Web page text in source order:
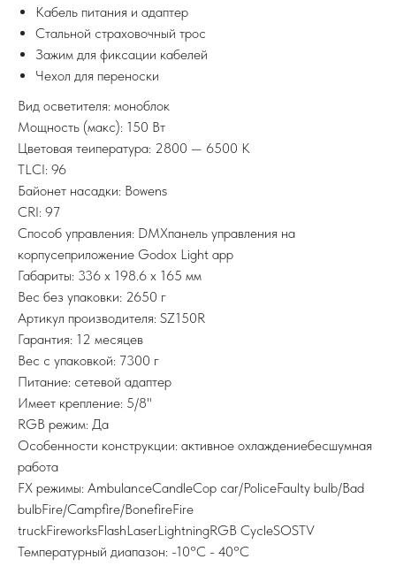
Кабель питания и адаптер
Стальной страховочный трос
Зажим для фиксации кабелей
Чехол для переноски
Вид осветителя: моноблок
Мощность (макс): 150 Вт
Цветовая теипература: 2800 — 6500 K
TLCI: 96
Байонет насадки: Bowens
CRI: 97
Способ управления: DMXпанель управления на
корпусеприложение Godox Light app
Габариты: 336 x 198.6 x 165 мм
Вес без упаковки: 2650 г
Артикул производителя: SZ150R
Гарантия: 12 месяцев
Вес с упаковкой: 7300 г
Питание: сетевой адаптер
Имеет крепление: 5/8"
RGB режим: Да
Особенности конструкции: активное охлаждениебесшумная
работа
FX режимы: AmbulanceCandleCop car/PoliceFaulty bulb/Bad
bulbFire/Campfire/BonefireFire
truckFireworksFlashLaserLightningRGB CycleSOSTV
Температурный диапазон: -10°C - 40°C